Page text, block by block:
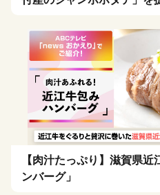
【肉汁たっぷり】滋賀県
ンバーグ」